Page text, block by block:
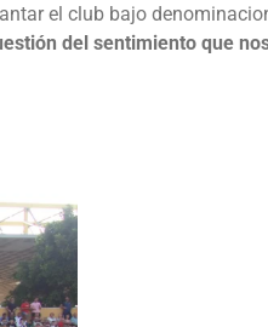
el club bajo
del sentimiento que